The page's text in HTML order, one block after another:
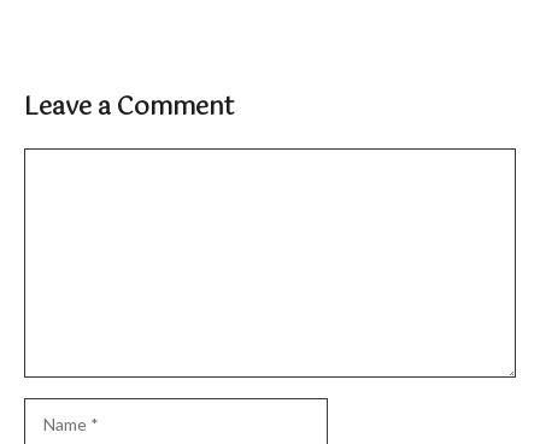
Leave a Comment
Comment
Name